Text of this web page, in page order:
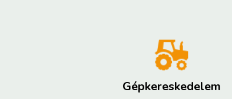
Gépkereskedelem